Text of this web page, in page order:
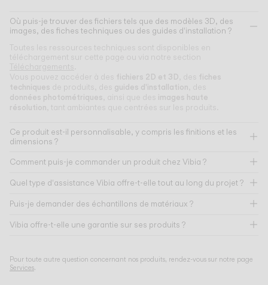
Où puis-je trouver des fichiers tels que des modèles 3D, des
images, des fiches techniques ou des guides d'installation ?
Toutes les ressources techniques sont disponibles en
téléchargement sur cette page ou via notre section
Téléchargements
Vous pouvez accéder à des fichiers 2D et 3D , des fiches
techniques de produits, des guides d'installation , des
données photométriques , ainsi que des images haute
résolution , tant ambiantes que centrées sur les produits.
Ce produit est-il personnalisable, y compris les finitions et les
dimensions ?
Comment puis-je commander un produit chez Vibia ?
Quel type d'assistance Vibia offre-t-elle tout au long du projet ?
Puis-je demander des échantillons de matériaux ?
Vibia offre-t-elle une garantie sur ses produits ?
Pour toute autre question concernant nos produits, rendez-vous sur notre page
Services.